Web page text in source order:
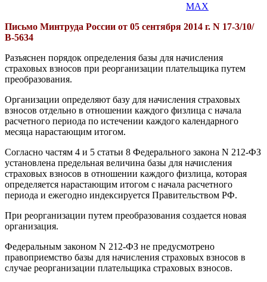
MAX
Письмо Минтруда России от 05 сентября 2014 г. N 17-3/10/
В-5634
Разъяснен порядок определения базы для начисления
страховых взносов при реорганизации плательщика путем
преобразования.
Организации определяют базу для начисления страховых
взносов отдельно в отношении каждого физлица с начала
расчетного периода по истечении каждого календарного
месяца нарастающим итогом.
Согласно частям 4 и 5 статьи 8 Федерального закона N 212-ФЗ
установлена предельная величина базы для начисления
страховых взносов в отношении каждого физлица, которая
определяется нарастающим итогом с начала расчетного
периода и ежегодно индексируется Правительством РФ.
При реорганизации путем преобразования создается новая
организация.
Федеральным законом N 212-ФЗ не предусмотрено
правоприемство базы для начисления страховых взносов в
случае реорганизации плательщика страховых взносов.